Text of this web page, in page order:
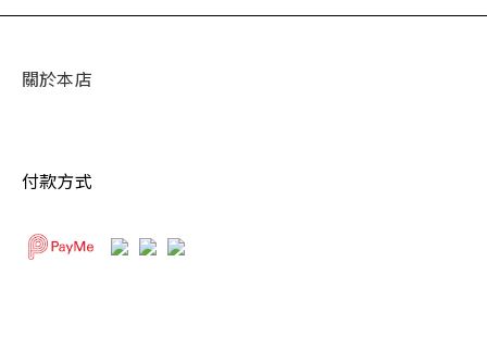
關於本店
付款方式